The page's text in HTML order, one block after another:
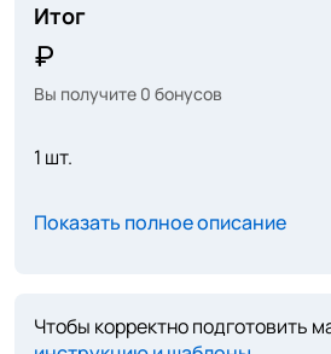
Итог
Вы получите 0 бонусов
1 шт.
Показать полное описание
Чтобы корректно подготовить